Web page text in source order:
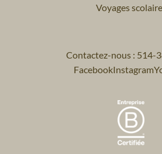
Voyages
Contactez-nous : 514-
FacebookInstagram